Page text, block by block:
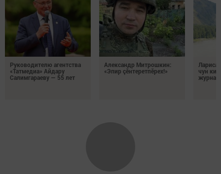
Руководителю агентства
«Татмедиа» Айдару
Салимгараеву — 55 лет
Александр Митрошкин:
«Эпир çӗнтеретпӗрех!»
Лариса
чун